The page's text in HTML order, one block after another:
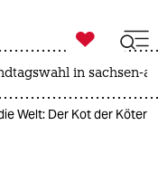

taz zahl ich
in sachsen-
Welt: Der Kot der Köter